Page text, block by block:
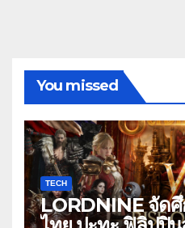
You missed
TECH
LORDNINE จัด